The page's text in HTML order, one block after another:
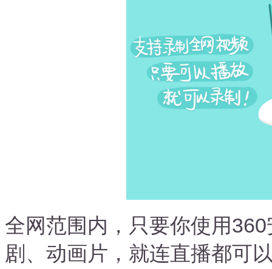
全网范围内，只要你使用
剧、动画片，就连直播都可